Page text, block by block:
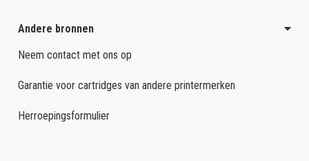
Andere bronnen
Neem contact met ons op
Garantie voor cartridges van andere printermerken
Herroepingsformulier